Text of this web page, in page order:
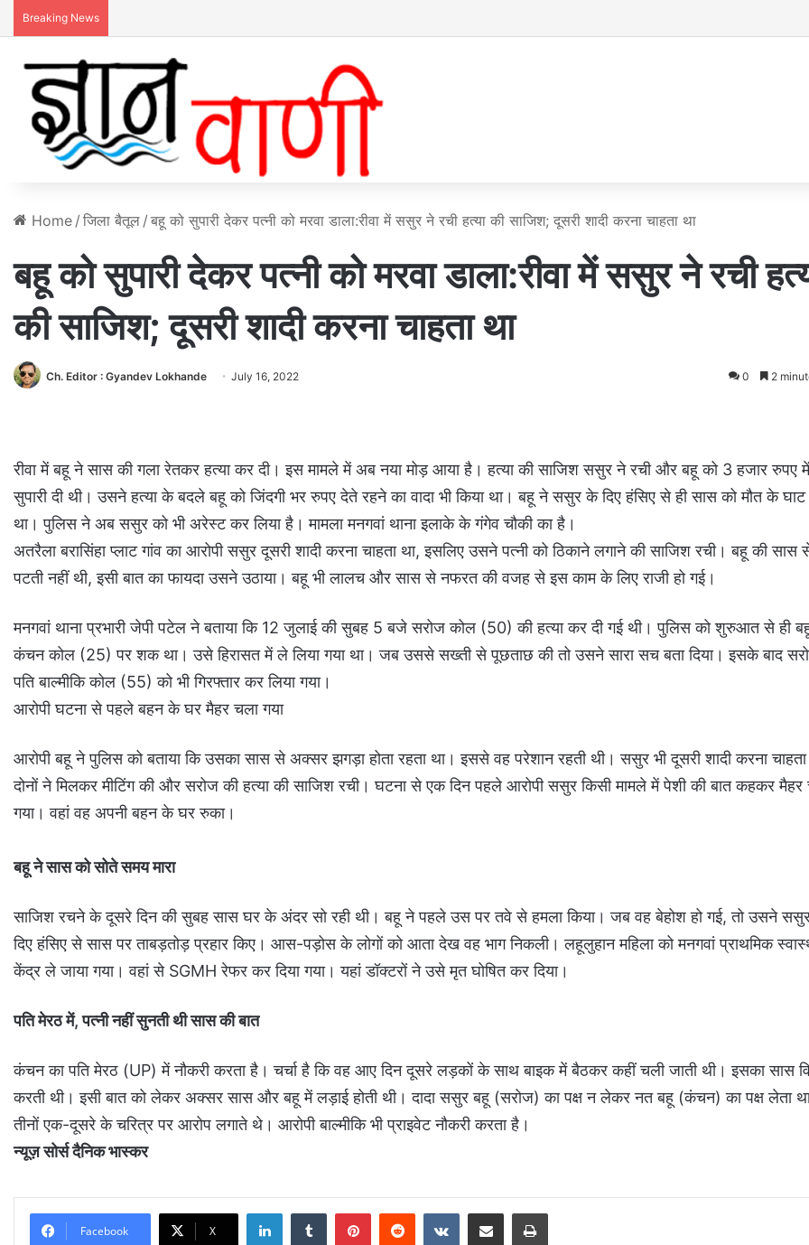
Breaking News
Home / जिला बैतूल / बहू को सुपारी देकर पत्नी को मरवा डाला:​​​​​​​रीवा में ससुर ने रची हत्या की साजिश; दूसरी शादी करना चाहता था
बहू को सुपारी देकर पत्नी को मरवा डाला:​​​​​​​रीवा में ससुर ने रची
की साजिश; दूसरी शादी करना चाहता था
Ch. Editor : Gyandev Lokhande July 16, 2022 0 2
रीवा में बहू ने सास की गला रेतकर हत्या कर दी। इस मामले में अब नया मोड़ आया है। हत्या की साजिश ससुर ने रची और बहू को 3 हजार रुपए में
सुपारी दी थी। उसने हत्या के बदले बहू को जिंदगी भर रुपए देते रहने का वादा भी किया था। बहू ने ससुर के दिए हंसिए से ही सास को मौत के घाट
था। पुलिस ने अब ससुर को भी अरेस्ट कर लिया है। मामला मनगवां थाना इलाके के गंगेव चौकी का है।
अतरैला बरासिंहा प्लाट गांव का आरोपी ससुर दूसरी शादी करना चाहता था, इसलिए उसने पत्नी को ठिकाने लगाने की साजिश रची। बहू की सास
पटती नहीं थी, इसी बात का फायदा उसने उठाया। बहू भी लालच और सास से नफरत की वजह से इस काम के लिए राजी हो गई।
मनगवां थाना प्रभारी जेपी पटेल ने बताया कि 12 जुलाई की सुबह 5 बजे सरोज कोल (50) की हत्या कर दी गई थी। पुलिस को शुरुआत से ही
कंचन कोल (25) पर शक था। उसे हिरासत में ले लिया गया था। जब उससे सख्ती से पूछताछ की तो उसने सारा सच बता दिया। इसके बाद
पति बाल्मीकि कोल (55) को भी गिरफ्तार कर लिया गया।
आरोपी घटना से पहले बहन के घर मैहर चला गया
आरोपी बहू ने पुलिस को बताया कि उसका सास से अक्सर झगड़ा होता रहता था। इससे वह परेशान रहती थी। ससुर भी दूसरी शादी करना
दोनों ने मिलकर मीटिंग की और सरोज की हत्या की साजिश रची। घटना से एक दिन पहले आरोपी ससुर किसी मामले में पेशी की बात कहकर मैहर
गया। वहां वह अपनी बहन के घर रुका।
बहू ने सास को सोते समय मारा
साजिश रचने के दूसरे दिन की सुबह सास घर के अंदर सो रही थी। बहू ने पहले उस पर तवे से हमला किया। जब वह बेहोश हो गई, तो उसने
दिए हंसिए से सास पर ताबड़तोड़ प्रहार किए। आस-पड़ोस के लोगों को आता देख वह भाग निकली। लहूलुहान महिला को मनगवां प्राथमिक
केंद्र ले जाया गया। वहां से SGMH रेफर कर दिया गया। यहां डॉक्टरों ने उसे मृत घोषित कर दिया।
पति मेरठ में, पत्नी नहीं सुनती थी सास की बात
कंचन का पति मेरठ (UP) में नौकरी करता है। चर्चा है कि वह आए दिन दूसरे लड़कों के साथ बाइक में बैठकर कहीं चली जाती थी। इसका सास​
करती थी। इसी बात को लेकर अक्सर सास और बहू में लड़ाई होती थी। दादा ससुर बहू (सरोज) का पक्ष न लेकर नत बहू (कंचन) का पक्ष लेता
तीनों एक-दूसरे के चरित्र पर आरोप लगाते थे। आरोपी बाल्मीकि भी प्राइवेट नौकरी करता है।
न्यूज़ सोर्स दैनिक भास्कर
Facebook X